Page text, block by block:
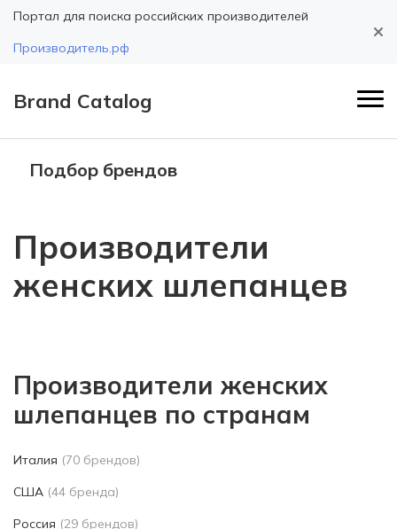
Портал для поиска российских производителей
Производитель.рф
Brand Catalog
Подбор брендов
Производители
женских шлепанцев
Производители женских
шлепанцев по странам
Италия (70 брендов)
США (44 бренда)
Россия (29 брендов)